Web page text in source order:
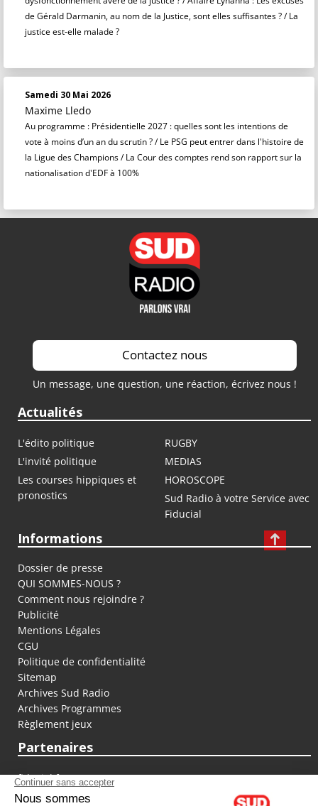
de Gérald Darmanin, au nom de la Justice, sont elles suffisantes ? / La
justice est-elle malade ?
Samedi 30 Mai 2026
Maxime Lledo
Au programme : Présidentielle 2027 : quelles sont les intentions de
vote à moins d’un an du scrutin ? / Le PSG peut entrer dans l'histoire de
la Ligue des Champions / La Cour des comptes rend son rapport sur la
nationalisation d'EDF à 100%
Contactez nous
Un message, une question, une réaction, écrivez nous !
Actualités
L'édito politique
RUGBY
L'invité politique
MEDIAS
Les courses hippiques et
pronostics
HOROSCOPE
Sud Radio à votre Service avec
Fiducial
Informations
Dossier de presse
QUI SOMMES-NOUS ?
Comment nous rejoindre ?
Publicité
Mentions Légales
CGU
Politique de confidentialité
Sitemap
Archives Sud Radio
Archives Programmes
Règlement jeux
Partenaires
fiducial.fr
lyoncapitale.fr